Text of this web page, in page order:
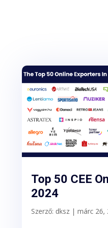
Top 50 CEE
2024
Szerző: dksz| márc 26,